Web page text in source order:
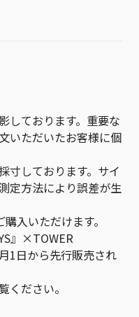
しております。重要な
いただいたお客様に個
寸しております。サイ
定方法により誤差が生
入いただけます。
』×TOWER
1日から先行販売され
ください。